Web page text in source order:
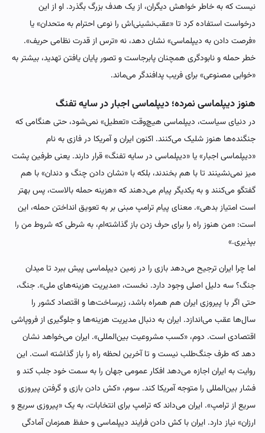
نیست که به خاطر خواهش دیگران، از یک هدف بزرگ بگذرد. او از این
درخواست استفاده کرد تا «عقب‌نشینی‌اش را نوعی احترام به متحدان» یا
«فرصت دادن به دیپلماسی» نشان دهد، نه «ترس از قدرت نظامی حریف».
خطر حمله و نابودگری همچنان پابرجاست و تصور پایان یافتن تهدید، بیشتر به
«خوابی مصنوعی» برای فریب پدافندگر می‌ماند.
هنوز دیپلماسی نمرده؛ دیپلماسی اجبار در سایه تفنگ
در دنیای سیاست، دیپلماسی هیچ‌وقت «تعطیل» نمی‌شود، حتی هنگامی که
جنگنده‌ها هنوز شلیک می‌کنند. اکنون ایران و آمریکا در فازی به نام
«دیپلماسی اجبار» یا «دیپلماسی در سایه تفنگ» قرار دارند. یعنی طرفین پشت
میز نمی‌نشینند تا با هم بخندند، بلکه با «نشان دادن چنگ و دندان» با هم
گفتگو می‌کنند و به یکدیگر پیام می‌دهند که «هزینه حمله بالاست، پس بهتر
است امتیاز بدهی». معنای پیام ترامپ مبنی بر به تعویق انداختن حمله، این
است: «من هنوز راه را برای حرف زدن باز گذاشته‌ام، به شرطی که شروط من را
بپذیری.»
اما چرا ایران ترجیح می‌دهد بازی را در زمین دیپلماسی پیش ببرد تا میدان
جنگ؟ سه دلیل اصلی وجود دارد. نخست، «مدیریت هزینه‌های ملی». جنگ،
حتی اگر با پیروزی ایران هم همراه باشد، زیرساخت‌ها و اقتصاد کشور را
سال‌ها عقب می‌اندازد. ایران به دنبال مدیریت هزینه‌ها و جلوگیری از فروپاشی
اقتصادی است. دوم، «کسب مشروعیت بین‌المللی». ایران می‌خواهد نشان
دهد که طرف جنگ‌طلب نیست و تا آخرین لحظه راه را باز گذاشته است. این
روایت به ایران اجازه می‌دهد افکار عمومی جهان را به سمت خود جلب کند و
فشار بین‌المللی را متوجه آمریکا کند. سوم، «کش دادن بازی و گرفتن پیروزی
سریع از ترامپ». ایران می‌داند که ترامپ برای انتخابات، به یک «پیروزی سریع و
ارزان» نیاز دارد. ایران با کش دادن فرایند دیپلماسی و حفظ همزمان آمادگی